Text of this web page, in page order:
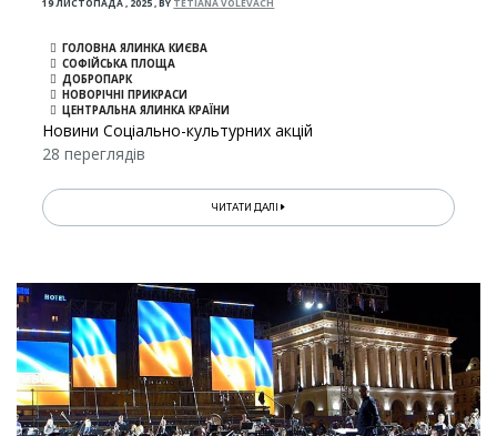
19 ЛИСТОПАДА , 2025,BY TETIANA VOLEVACH
ГОЛОВНА ЯЛИНКА КИЄВА
СОФІЙСЬКА ПЛОЩА
ДОБРОПАРК
НОВОРІЧНІ ПРИКРАСИ
ЦЕНТРАЛЬНА ЯЛИНКА КРАЇНИ
Новини Соціально-культурних акцій
28 переглядів
ЧИТАТИ ДАЛІ